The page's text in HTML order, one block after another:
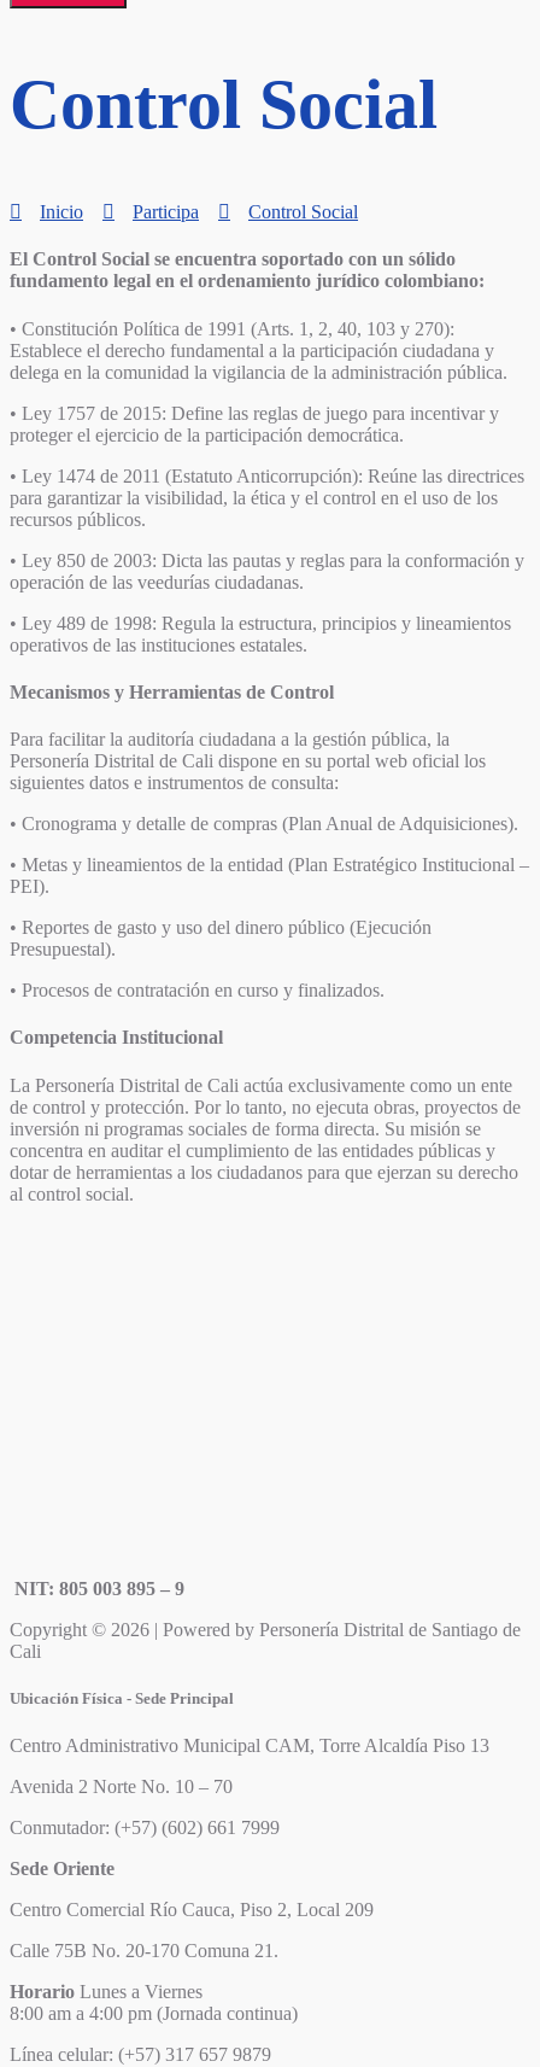
Control Social
Inicio Participa Control Social
El Control Social se encuentra soportado con un sólido
fundamento legal en el ordenamiento jurídico colombiano:
• Constitución Política de 1991 (Arts. 1, 2, 40, 103 y 270):
Establece el derecho fundamental a la participación ciudadana y
delega en la comunidad la vigilancia de la administración pública.
• Ley 1757 de 2015: Define las reglas de juego para incentivar y
proteger el ejercicio de la participación democrática.
• Ley 1474 de 2011 (Estatuto Anticorrupción): Reúne las directrices
para garantizar la visibilidad, la ética y el control en el uso de los
recursos públicos.
• Ley 850 de 2003: Dicta las pautas y reglas para la conformación y
operación de las veedurías ciudadanas.
• Ley 489 de 1998: Regula la estructura, principios y lineamientos
operativos de las instituciones estatales.
Mecanismos y Herramientas de Control
Para facilitar la auditoría ciudadana a la gestión pública, la
Personería Distrital de Cali dispone en su portal web oficial los
siguientes datos e instrumentos de consulta:
• Cronograma y detalle de compras (Plan Anual de Adquisiciones).
• Metas y lineamientos de la entidad (Plan Estratégico Institucional –
PEI).
• Reportes de gasto y uso del dinero público (Ejecución
Presupuestal).
• Procesos de contratación en curso y finalizados.
Competencia Institucional
La Personería Distrital de Cali actúa exclusivamente como un ente
de control y protección. Por lo tanto, no ejecuta obras, proyectos de
inversión ni programas sociales de forma directa. Su misión se
concentra en auditar el cumplimiento de las entidades públicas y
dotar de herramientas a los ciudadanos para que ejerzan su derecho
al control social.
NIT: 805 003 895 – 9
Copyright © 2026 | Powered by Personería Distrital de Santiago de
Cali
Ubicación Física - Sede Principal
Centro Administrativo Municipal CAM, Torre Alcaldía Piso 13
Avenida 2 Norte No. 10 – 70
Conmutador: (+57) (602) 661 7999
Sede Oriente
Centro Comercial Río Cauca, Piso 2, Local 209
Calle 75B No. 20-170 Comuna 21.
Horario Lunes a Viernes
8:00 am a 4:00 pm (Jornada continua)
Línea celular: (+57) 317 657 9879